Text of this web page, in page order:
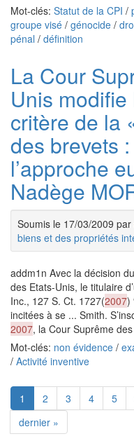
Mot-clés: Statut de la CPI /
groupe visé / génocide /
pénal / définition
La Cour
Unis modifie
critère de la
des brevets
l’approche
Nadège
Soumis le 17/03/2009 par
biens et des propriétés
addm1n Avec la décision
des Etats-Unis, le titulaire
Inc., 127 S. Ct. 1727(2007)
incitées à se ... Smith.
2007, la Cour Suprême
Mot-clés: non évidence /
/ Activité inventive
1 2 3 4 5
dernier »